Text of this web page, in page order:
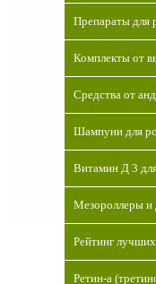
Препараты для
Комплекты от
Средства от
Шампуни для
Витамин Д 3
Мезороллеры и
Рейтинг
Ретин-а